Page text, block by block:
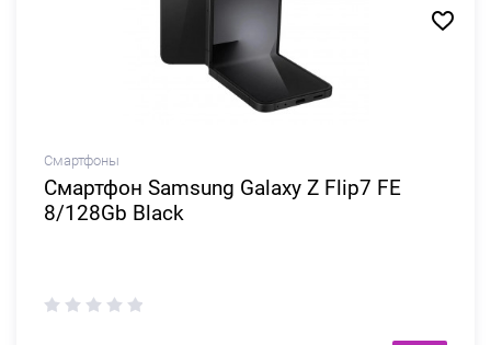
Смартфоны
Смартфон Samsung Galaxy Z Flip7 FE
8/128Gb Black